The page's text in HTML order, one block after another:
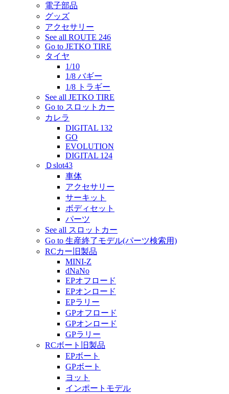
電子部品
グッズ
アクセサリー
See all ROUTE 246
Go to JETKO TIRE
タイヤ
1/10
1/8 バギー
1/8 トラギー
See all JETKO TIRE
Go to スロットカー
カレラ
DIGITAL 132
GO
EVOLUTION
DIGITAL 124
Ｄslot43
車体
アクセサリー
サーキット
ボディセット
パーツ
See all スロットカー
Go to 生産終了モデル(パーツ検索用)
RCカー旧製品
MINI-Z
dNaNo
EPオフロード
EPオンロード
EPラリー
GPオフロード
GPオンロード
GPラリー
RCボート旧製品
EPボート
GPボート
ヨット
インポートモデル